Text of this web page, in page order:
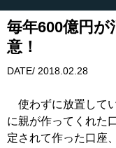
毎年600億円
意！
DATE/ 2018.02.28
使わずに放置して
に親が作ってくれた
定されて作った口座